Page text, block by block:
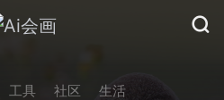
工具 社区 生活